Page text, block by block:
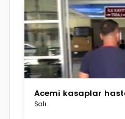
Acemi kasaplar
Salı